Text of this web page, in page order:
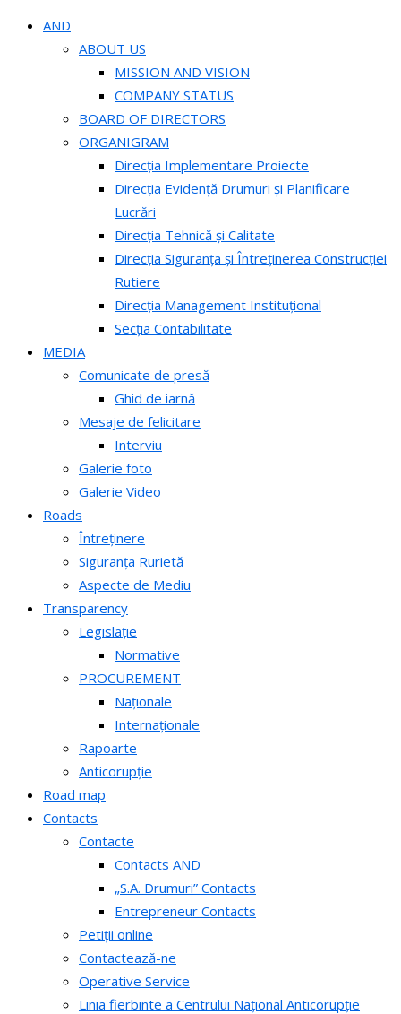
AND
ABOUT US
MISSION AND VISION
COMPANY STATUS
BOARD OF DIRECTORS
ORGANIGRAM
Direcția Implementare Proiecte
Direcția Evidență Drumuri și Planificare
Lucrări
Direcția Tehnică și Calitate
Direcția Siguranța și Întreținerea Construcției
Rutiere
Direcția Management Instituțional
Secția Contabilitate
MEDIA
Comunicate de presă
Ghid de iarnă
Mesaje de felicitare
Interviu
Galerie foto
Galerie Video
Roads
Întreținere
Siguranța Rurietă
Aspecte de Mediu
Transparency
Legislație
Normative
PROCUREMENT
Naționale
Internaționale
Rapoarte
Anticorupție
Road map
Contacts
Contacte
Contacts AND
„S.A. Drumuri” Contacts
Entrepreneur Contacts
Petiții online
Contactează-ne
Operative Service
Linia fierbinte a Centrului Național Anticorupție